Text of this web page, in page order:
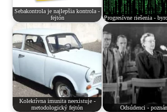
Sebakontrola je najlepšia kontrola -
fejtón
Progresívne riešenia -
Kolektívna imunita neexistuje -
metodologický fejtón
Odsúdenci -